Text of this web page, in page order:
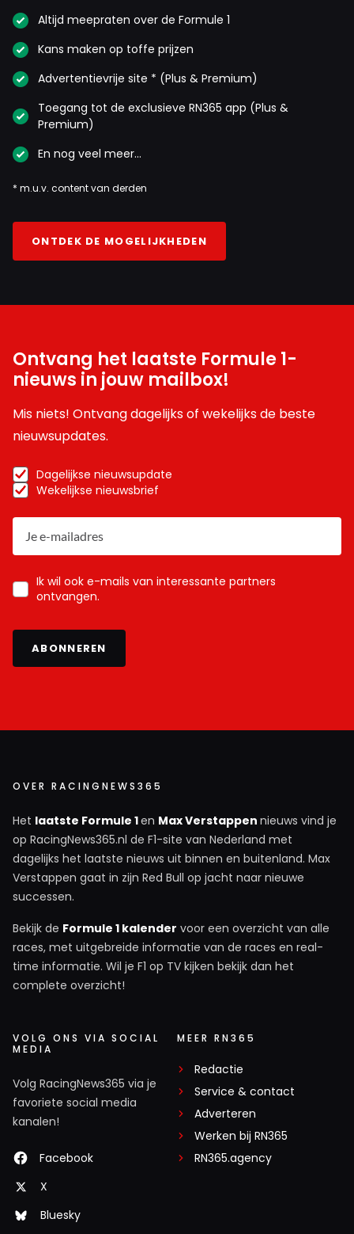
Altijd meepraten over de Formule 1
Kans maken op toffe prijzen
Advertentievrije site * (Plus & Premium)
Toegang tot de exclusieve RN365 app (Plus &
Premium)
En nog veel meer…
* m.u.v. content van derden
ONTDEK DE MOGELIJKHEDEN
Ontvang het laatste Formule 1-
nieuws in jouw mailbox!
Mis niets! Ontvang dagelijks of wekelijks de beste
nieuwsupdates.
Dagelijkse nieuwsupdate
Wekelijkse nieuwsbrief
Ik wil ook e-mails van interessante partners
ontvangen.
ABONNEREN
OVER RACINGNEWS365
Het laatste Formule 1en Max Verstappen nieuws vind je
op RacingNews365.nl de F1-site van Nederland met
dagelijks het laatste nieuws uit binnen en buitenland. Max
Verstappen gaat in zijn Red Bull op jacht naar nieuwe
successen.
Bekijk de Formule 1 kalender voor een overzicht van alle
races, met uitgebreide informatie van de races en real-
time informatie. Wil je F1 op TV kijken bekijk dan het
complete overzicht!
VOLG ONS VIA SOCIAL
MEDIA
Volg RacingNews365 via je
favoriete social media
kanalen!
Facebook
X
Bluesky
MEER RN365
Redactie
Service & contact
Adverteren
Werken bij RN365
RN365.agency